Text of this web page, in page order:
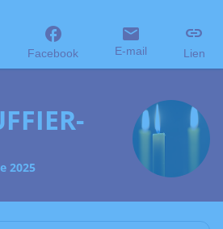
Facebook E-mail Lien
2025